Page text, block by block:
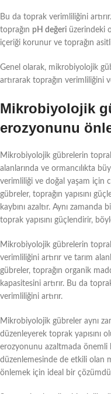
Bu da toprak verimliliğini
toprağın pH değeri üzerindeki
içeriği korunur ve toprağın
Genel olarak, mikrobiyolojik
artırarak toprağın verimliliğini
Mikrobiyolojik
erozyonunu
Mikrobiyolojik gübrelerin
alanlarında ve ormancılıkta
verimliliği ve doğal yaşam
gübreler, toprağın yapısını
kaybını azaltır. Aynı
toprak yapısını güçlendirir,
Mikrobiyolojik gübrelerin
verimliliğini artırır ve tarım
gübreler, toprağın organik
kapasitesini artırır. Bu da
verimliliğini artırır.
Mikrobiyolojik gübreler aynı
düzenleyerek toprak yapısını
erozyonunu azaltmada önemli
düzenlemesinde de etkili olan
önlemek için ideal bir